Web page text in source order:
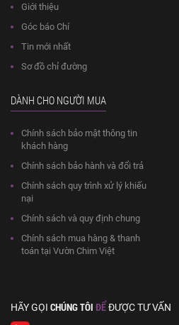
Giới thiệu
Góc báo Chí
Tin mới nhất
Sơ đồ chỉ đường
DÀNH CHO NGƯỜI MUA
Chính sách bảo mật thông tin
khách hàng
Chính sách bảo hành và đổi trả
Chính sách quy trình xử lý khiếu
nại
Chính sách và quy định chung
Chính sách mua hàng & thanh
toán tại Vườn Chim Việt
HÃY GỌI CHÚNG TÔI ĐỂĐƯỢC TƯ VẤN